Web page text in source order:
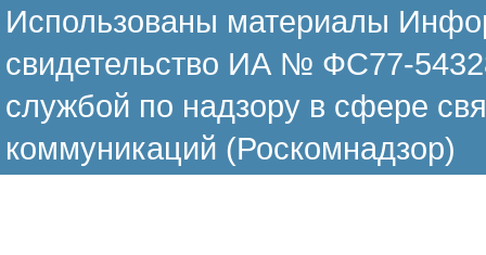
Использованы материалы
свидетельство ИА № ФС77-
службой по надзору в сфере
коммуникаций (Роскомнадзор)